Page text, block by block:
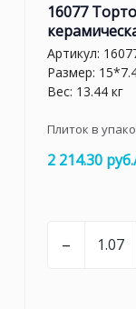
16077
Артикул:
Размер:
Вес: 13.44 кг
Плиток в
2 214.30
–